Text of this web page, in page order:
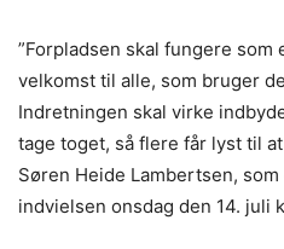
”Forpladsen skal fungere som
velkomst til alle, som bruger
Indretningen skal virke
tage toget, så flere får lyst til
Søren Heide Lambertsen,
indvielsen onsdag den 14. juli